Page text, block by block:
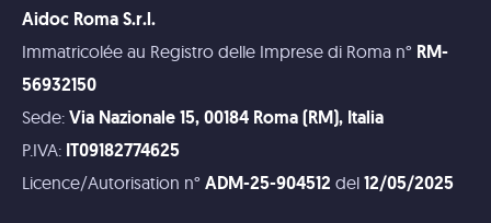
Aidoc Roma S.r.l.
Immatricolée au Registro delle Imprese di Roma n° RM-
56932150
Sede: Via Nazionale 15, 00184 Roma (RM), Italia
P.IVA: IT09182774625
Licence/Autorisation n° ADM-25-904512 del 12/05/2025